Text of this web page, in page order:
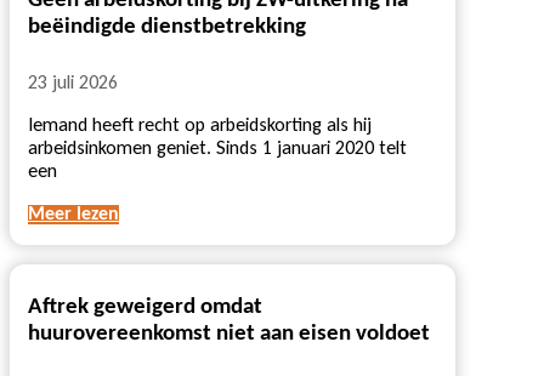
beëindigde dienstbetrekking
23 juli 2026
Iemand heeft recht op arbeidskorting als hij
arbeidsinkomen geniet. Sinds 1 januari 2020 telt
een
Meer lezen
Aftrek geweigerd omdat
huurovereenkomst niet aan eisen voldoet